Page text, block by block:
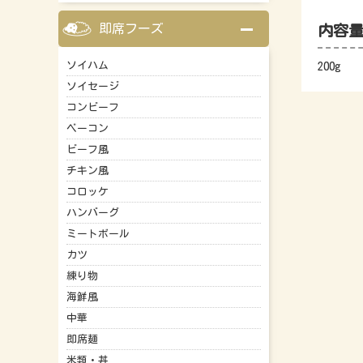
内容量
200g
即席フーズ
ソイハム
ソイセージ
コンビーフ
ベーコン
ビーフ風
チキン風
コロッケ
ハンバーグ
ミートボール
カツ
練り物
海鮮風
中華
即席麺
米類・丼